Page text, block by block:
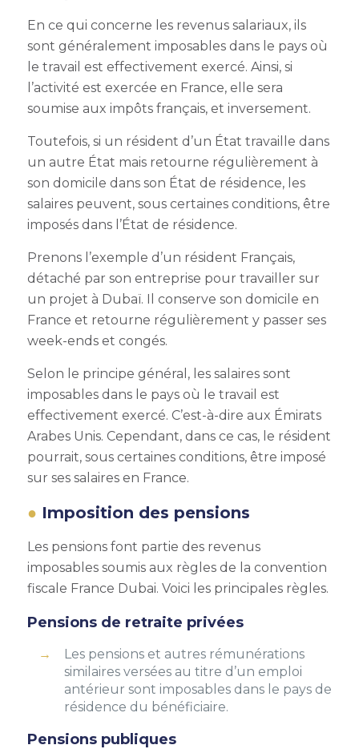
En ce qui concerne les revenus salariaux, ils
sont généralement imposables dans le pays où
le travail est effectivement exercé. Ainsi, si
l’activité est exercée en France, elle sera
soumise aux impôts français, et inversement.
Toutefois, si un résident d’un État travaille dans
un autre État mais retourne régulièrement à
son domicile dans son État de résidence, les
salaires peuvent, sous certaines conditions, être
imposés dans l’État de résidence.
Prenons l’exemple d’un résident Français,
détaché par son entreprise pour travailler sur
un projet à Dubaï. Il conserve son domicile en
France et retourne régulièrement y passer ses
week-ends et congés.
Selon le principe général, les salaires sont
imposables dans le pays où le travail est
effectivement exercé. C’est-à-dire aux Émirats
Arabes Unis. Cependant, dans ce cas, le résident
pourrait, sous certaines conditions, être imposé
sur ses salaires en France.
Imposition des pensions
Les pensions font partie des revenus
imposables soumis aux règles de la convention
fiscale France Dubai. Voici les principales règles.
Pensions de retraite privées
Les pensions et autres rémunérations
similaires versées au titre d’un emploi
antérieur sont imposables dans le pays de
résidence du bénéficiaire.
Pensions publiques